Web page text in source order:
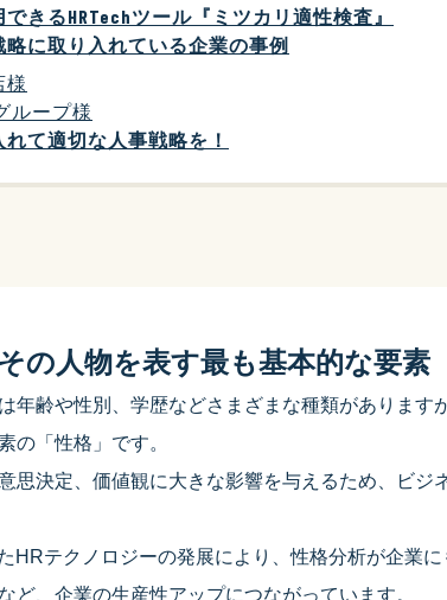
きるHRTechツール『ミツカリ適性検査』
に取り入れている企業の事例
様
ループ様
て適切な人事戦略を！
その人物を表す最も基本的な要素
年齢や性別、学歴などさまざまな種類があります
の「性格」です。
思決定、価値観に大きな影響を与えるため、ビジ
HRテクノロジーの発展により、性格分析が企業
ど、企業の生産性アップにつながっています。